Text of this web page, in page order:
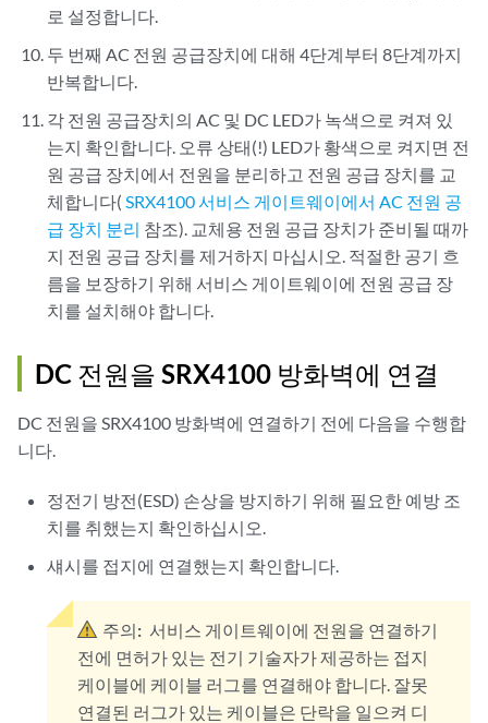
로 설정합니다.
두 번째 AC 전원 공급장치에 대해 4단계부터 8단계까지
반복합니다.
각 전원 공급장치의 AC 및 DC LED가 녹색으로 켜져 있
는지 확인합니다. 오류 상태(!) LED가 황색으로 켜지면 전
원 공급 장치에서 전원을 분리하고 전원 공급 장치를 교
체합니다( SRX4100 서비스 게이트웨이에서 AC 전원 공
급 장치 분리 참조). 교체용 전원 공급 장치가 준비될 때까
지 전원 공급 장치를 제거하지 마십시오. 적절한 공기 흐
름을 보장하기 위해 서비스 게이트웨이에 전원 공급 장
치를 설치해야 합니다.
DC 전원을 SRX4100 방화벽에 연결
DC 전원을 SRX4100 방화벽에 연결하기 전에 다음을 수행합
니다.
정전기 방전(ESD) 손상을 방지하기 위해 필요한 예방 조
치를 취했는지 확인하십시오.
섀시를 접지에 연결했는지 확인합니다.
주의: 서비스 게이트웨이에 전원을 연결하기
전에 면허가 있는 전기 기술자가 제공하는 접지
케이블에 케이블 러그를 연결해야 합니다. 잘못
연결된 러그가 있는 케이블은 단락을 일으켜 디